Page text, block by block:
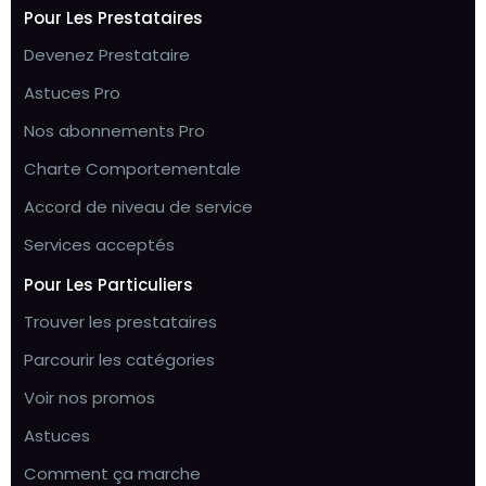
Pour Les Prestataires
Devenez Prestataire
Astuces Pro
Nos abonnements Pro
Charte Comportementale
Accord de niveau de service
Services acceptés
Pour Les Particuliers
Trouver les prestataires
Parcourir les catégories
Voir nos promos
Astuces
Comment ça marche